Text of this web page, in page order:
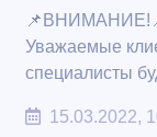
Уважаемые
специалисты
15.03.2022,